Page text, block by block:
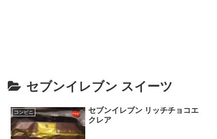
セブンイレブン スイーツ
コンビニ
セブンイレブン リッチチョコエ
クレア